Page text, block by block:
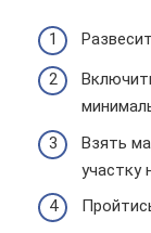
Взять
участку